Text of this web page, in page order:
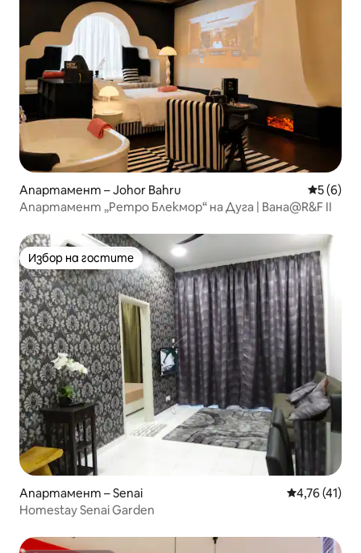
Апартамент – Johor Bahru Средна
5 (6)
Апартамент „Ретро Блекмор“ на Дуга | Вана@R&F II
Избор на гостите
Избор на гостите
Апартамент – Senai Средна
4,76 (41)
Homestay Senai Garden